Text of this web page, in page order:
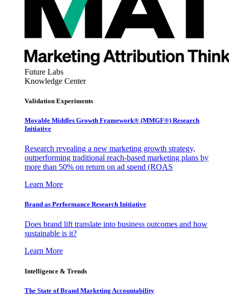
Future Labs
Knowledge Center
Validation Experiments
Movable Middles Growth Framework® (MMGF®) Research
Initiative
Research revealing a new marketing growth strategy,
outperforming traditional reach-based marketing plans by
more than 50% on return on ad spend (ROAS
Learn More
Brand as Performance Research Initiative
Does brand lift translate into business outcomes and how
sustainable is it?
Learn More
Intelligence & Trends
The State of Brand Marketing Accountability